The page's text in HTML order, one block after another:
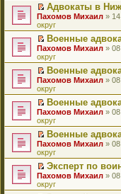
н
и
ю
о
о
б
щ
е
н
и
ю
н
о
м
у
с
о
о
б
щ
е
н
и
ю
ч
и
т
а
н
н
о
м
у
с
о
о
б
щ
е
н
и
ю
у
н
е
п
р
о
ч
и
т
а
н
н
о
м
у
с
о
о
б
щ
е
н
и
е
р
в
о
м
у
н
е
п
р
о
ч
и
т
а
н
н
о
м
у
с
о
о
й
т
и
к
п
е
р
в
о
м
у
н
е
п
р
о
ч
и
т
а
н
н
о
П
е
р
е
й
т
и
к
п
е
р
в
о
м
у
н
е
п
р
о
ч
и
Адвокаты в
Пахомов Михаил »
округ
П
е
р
е
й
т
и
к
п
е
р
в
о
м
у
н
е
п
Военные
Пахомов Михаил »
округ
П
е
р
е
й
т
и
к
п
е
р
в
о
м
Военные
Пахомов Михаил »
округ
П
е
р
е
й
т
и
к
п
е
Военные
Пахомов Михаил »
округ
П
е
р
е
й
т
и
Военные
Пахомов Михаил »
округ
П
е
р
Эксперт по
Пахомов Михаил »
округ